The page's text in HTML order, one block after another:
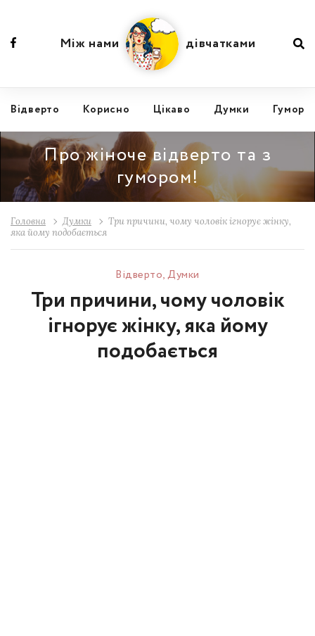
Відвертo Корисно Цікаво Думки Гумор
Між нами дівчатками
Про жіноче відверто та з
гумором!
Головна Думки
Три причини, чому чоловік ігнорує жінку,
яка йому подобається
Відвертo,Думки
Три причини, чому чоловік
ігнорує жінку, яка йому
подобається